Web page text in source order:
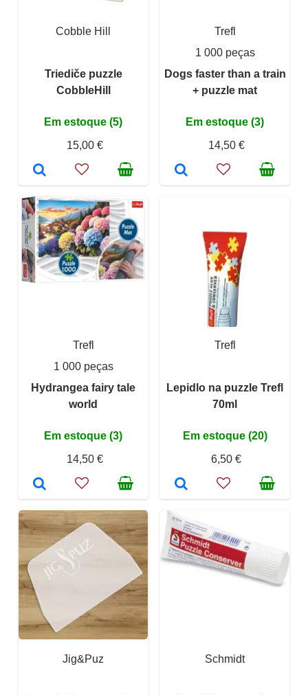
Cobble Hill
Triediče puzzle
CobbleHill
Em estoque (5)
15,00 €
Trefl
1 000 peças
Dogs faster than a train
+ puzzle mat
Em estoque (3)
14,50 €
Trefl
1 000 peças
Hydrangea fairy tale
world
Em estoque (3)
14,50 €
Trefl
Lepidlo na puzzle Trefl
70ml
Em estoque (20)
6,50 €
Jig&Puz Schmidt